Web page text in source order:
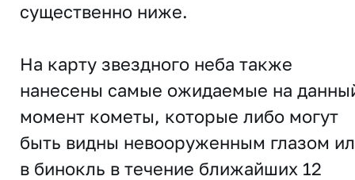
существенно ниже.
На карту звездного неба также
нанесены самые ожидаемые на
момент кометы, которые либо могут
быть видны невооруженным глазом
в бинокль в течение ближайших 12